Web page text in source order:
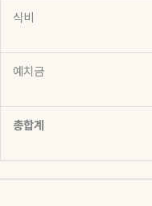
식비
예치금
총합계